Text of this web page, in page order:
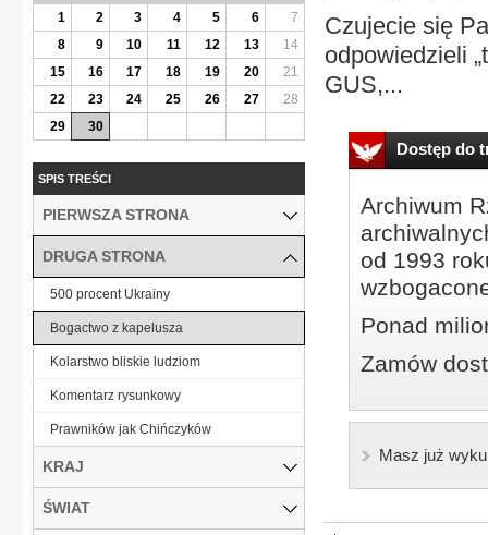
Czujecie się
odpowiedzieli
GUS,...
Dostęp do
Archiwum
od 1993
Ponad
Zamów
Masz już
1
2 3 4 5 6
7
8
9 10 11 12 13
14
15
16 17 18 19 20
21
22
23 24 25 26 27
28
29
30
SPIS TREŚCI
PIERWSZA STRONA
DRUGA STRONA
500 procent Ukrainy
Bogactwo z kapelusza
Kolarstwo bliskie ludziom
Komentarz rysunkowy
Prawników jak Chińczyków
KRAJ
ŚWIAT